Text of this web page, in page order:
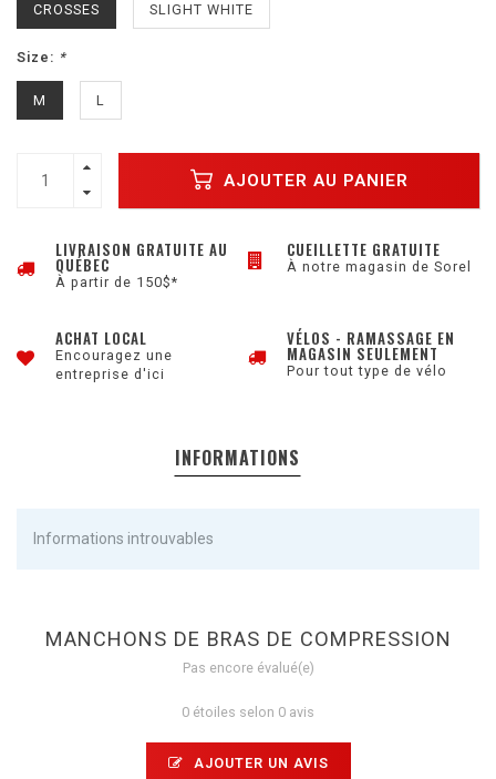
CROSSES SLIGHT WHITE
Size: *
M L
AJOUTER AU PANIER
LIVRAISON GRATUITE AU
QUÉBEC
À partir de 150$*
CUEILLETTE GRATUITE
À notre magasin de Sorel
ACHAT LOCAL
Encouragez une
entreprise d'ici
VÉLOS - RAMASSAGE EN
MAGASIN SEULEMENT
Pour tout type de vélo
INFORMATIONS
Informations introuvables
MANCHONS DE BRAS DE COMPRESSION
Pas encore évalué(e)
0 étoiles selon 0 avis
AJOUTER UN AVIS